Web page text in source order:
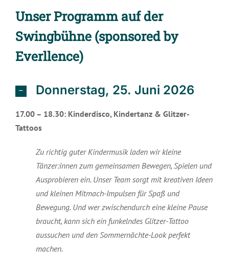
Unser Programm auf der
Swingbühne (sponsored by
Everllence)
Donnerstag, 25. Juni 2026
17.00 – 18.30: Kinderdisco, Kindertanz & Glitzer-
Tattoos
Zu richtig guter Kindermusik laden wir kleine
Tänzer:innen zum gemeinsamen Bewegen, Spielen und
Ausprobieren ein. Unser Team sorgt mit kreativen Ideen
und kleinen Mitmach-Impulsen für Spaß und
Bewegung. Und wer zwischendurch eine kleine Pause
braucht, kann sich ein funkelndes Glitzer-Tattoo
aussuchen und den Sommernächte-Look perfekt
machen.